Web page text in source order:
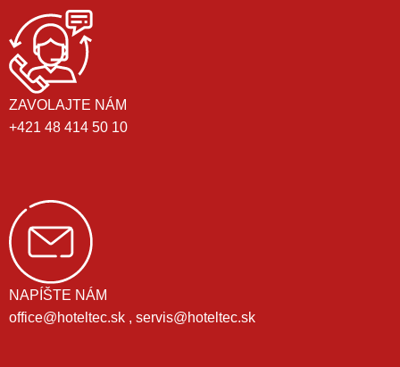
ZAVOLAJTE NÁM
+421 48 414 50 10
NAPÍŠTE NÁM
office@hoteltec.sk , servis@hoteltec.sk